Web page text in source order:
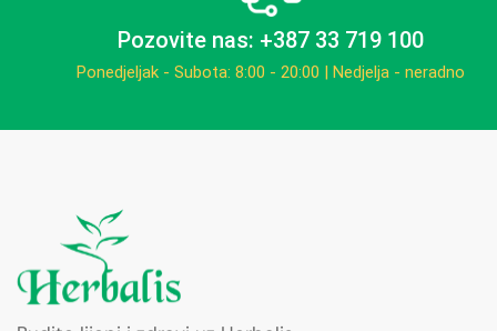
Pozovite nas: +387 33 719 100
Ponedjeljak - Subota: 8:00 - 20:00 | Nedjelja - neradno